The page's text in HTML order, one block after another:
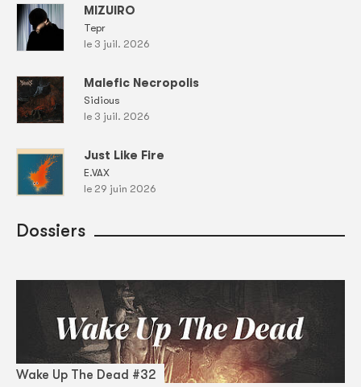
MIZUIRO
Tepr
le 3 juil. 2026
Malefic Necropolis
Sidious
le 3 juil. 2026
Just Like Fire
E.VAX
le 29 juin 2026
Dossiers
Wake Up The Dead #32